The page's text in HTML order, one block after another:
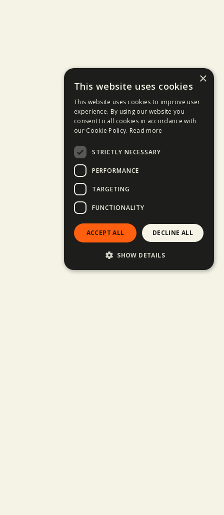
×
This website uses cookies
This website uses cookies to improve user
experience. By using our website you
consent to all cookies in accordance with
our Cookie Policy. Read more
STRICTLY NECESSARY
PERFORMANCE
TARGETING
FUNCTIONALITY
ACCEPT ALL DECLINE ALL
SHOW DETAILS